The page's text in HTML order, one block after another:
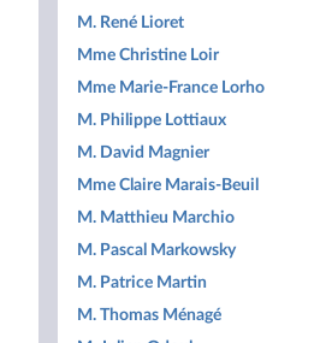
M. René Lioret
Mme Christine Loir
Mme Marie-France Lorho
M. Philippe Lottiaux
M. David Magnier
Mme Claire Marais-Beuil
M. Matthieu Marchio
M. Pascal Markowsky
M. Patrice Martin
M. Thomas Ménagé